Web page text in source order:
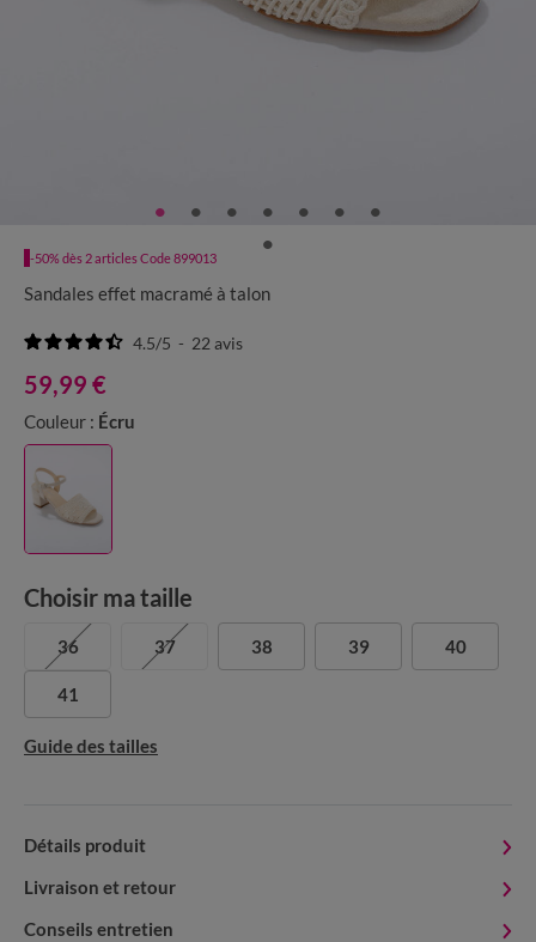
-50% dès 2 articles Code 899013
Sandales effet macramé à talon
4.5/5 - 22 avis
59,99 €
Couleur : Écru
Choisir ma taille
36 37 38 39 40
41
Guide des tailles
Détails produit
Livraison et retour
Conseils entretien